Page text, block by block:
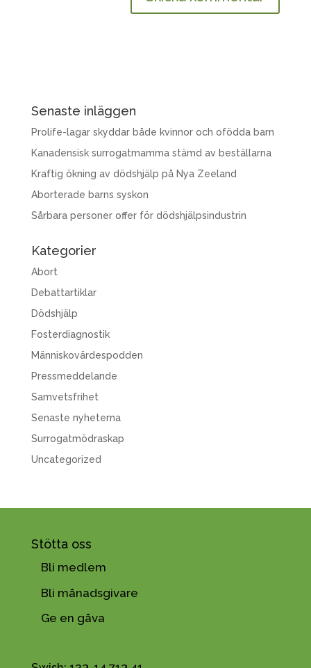
Senaste inläggen
Prolife-lagar skyddar både kvinnor och ofödda barn
Kanadensisk surrogatmamma stämd av beställarna
Kraftig ökning av dödshjälp på Nya Zeeland
Aborterade barns syskon
Sårbara personer offer för dödshjälpsindustrin
Kategorier
Abort
Debattartiklar
Dödshjälp
Fosterdiagnostik
Människovärdespodden
Pressmeddelande
Samvetsfrihet
Senaste nyheterna
Surrogatmödraskap
Uncategorized
Stötta oss
Bli medlem
Bli månadsgivare
Ge en gåva